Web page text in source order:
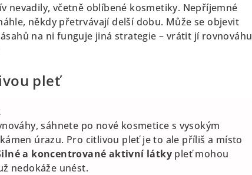
nevadily, včetně oblíbené kosmetiky. Nepříjemné
někdy přetrvávají delší dobu. Může se objevit
na ni funguje jiná strategie – vrátit jí rovnováhu
pleť
sáhnete po nové kosmetice s vysokým
úrazu. Pro citlivou pleť je to ale příliš a místo
a koncentrované aktivní látky pleť mohou
nedokáže unést.